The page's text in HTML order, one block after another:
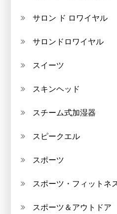
サロン ド ロワイヤル
サロンドロワイヤル
スイーツ
スキンヘッド
スチーム式加湿器
スピークエル
スポーツ
スポーツ・フィットネ
スポーツ＆アウトドア